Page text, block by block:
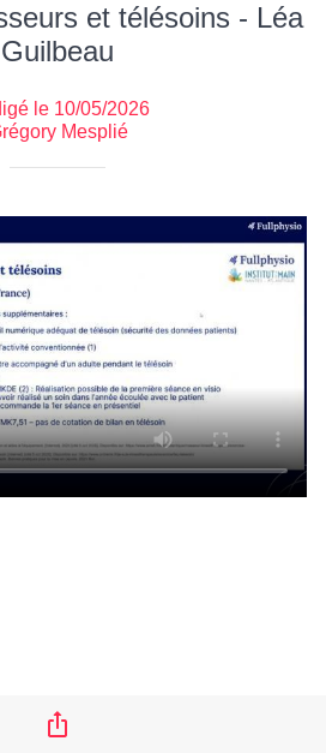
et télésoins - Léa
Guilbeau
le 10/05/2026
Mesplié